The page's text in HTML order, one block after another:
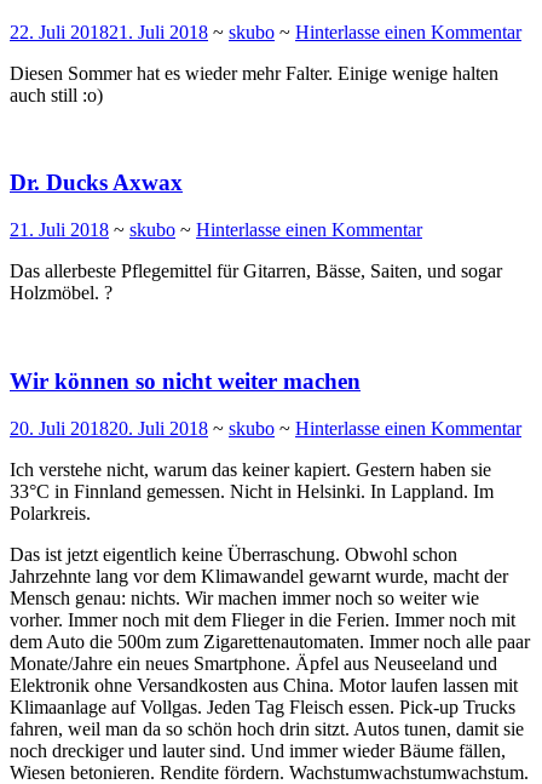
22. Juli 201821. Juli 2018 ~ skubo ~ Hinterlasse einen Kommentar
Diesen Sommer hat es wieder mehr Falter. Einige wenige halten
auch still :o)
Dr. Ducks Axwax
21. Juli 2018 ~ skubo ~ Hinterlasse einen Kommentar
Das allerbeste Pflegemittel für Gitarren, Bässe, Saiten, und sogar
Holzmöbel. ?
Wir können so nicht weiter machen
20. Juli 201820. Juli 2018 ~ skubo ~ Hinterlasse einen Kommentar
Ich verstehe nicht, warum das keiner kapiert. Gestern haben sie
33°C in Finnland gemessen. Nicht in Helsinki. In Lappland. Im
Polarkreis.
Das ist jetzt eigentlich keine Überraschung. Obwohl schon
Jahrzehnte lang vor dem Klimawandel gewarnt wurde, macht der
Mensch genau: nichts. Wir machen immer noch so weiter wie
vorher. Immer noch mit dem Flieger in die Ferien. Immer noch mit
dem Auto die 500m zum Zigarettenautomaten. Immer noch alle paar
Monate/Jahre ein neues Smartphone. Äpfel aus Neuseeland und
Elektronik ohne Versandkosten aus China. Motor laufen lassen mit
Klimaanlage auf Vollgas. Jeden Tag Fleisch essen. Pick-up Trucks
fahren, weil man da so schön hoch drin sitzt. Autos tunen, damit sie
noch dreckiger und lauter sind. Und immer wieder Bäume fällen,
Wiesen betonieren. Rendite fördern. Wachstumwachstumwachstum.